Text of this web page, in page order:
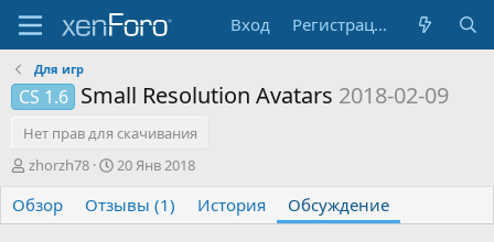
Вход Регистрация
Для игр
CS 1.6 Small Resolution Avatars 2018-02-09
Нет прав для скачивания
А
т
о
zhorzh78
Д
т
а
20 Янв 2018
Обзор Отзывы (1) История Обсуждение